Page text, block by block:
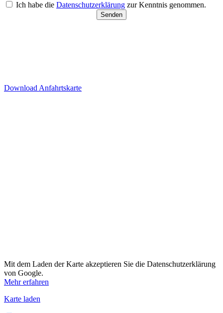
Ich habe die Datenschutzerklärung zur Kenntnis genommen.
Senden
Download Anfahrtskarte
Mit dem Laden der Karte akzeptieren Sie die Datenschutzerklärung
von Google.
Mehr erfahren
Karte laden